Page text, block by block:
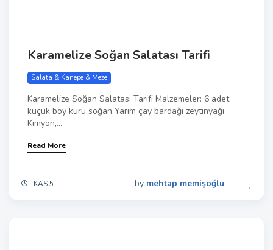
Karamelize Soğan Salatası Tarifi
Salata & Kanepe & Meze
Karamelize Soğan Salatası Tarifi Malzemeler: 6 adet
küçük boy kuru soğan Yarım çay bardağı zeytinyağı
Kimyon,...
Read More
KAS 5 by mehtap memişoğlu